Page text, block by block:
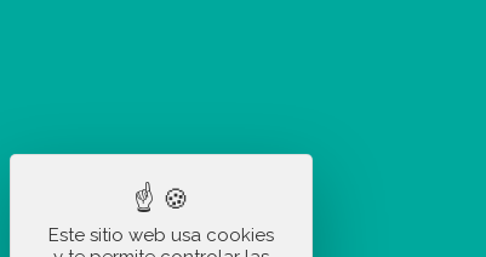
Este sitio web usa cookies